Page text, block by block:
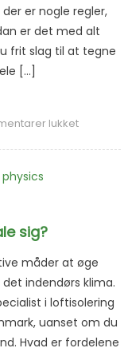
er nogle regler,
er det med alt
frit slag til at tegne
[…]
lukket
sig?
måder at øge
indendørs klima.
i loftisolering
uanset om du
Hvad er fordelene